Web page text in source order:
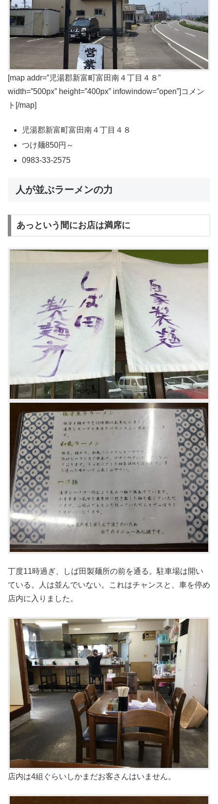
[map addr=”児湯郡新富町富田南４丁目４８”
width=”500px” height=”400px” infowindow=”open”]コメン
ト[/map]
児湯郡新富町富田南４丁目４８
つけ麺850円～
0983-33-2575
人が並ぶラーメンの力
あっという間にお店は満席に
丁度11時過ぎ、しば田製麺所の前を通る。駐車場は開い
ている。人は並んでいない。これはチャンスと、車を停め
店内に入りました。
店内は4組ぐらいしかまだお客さんはいません。